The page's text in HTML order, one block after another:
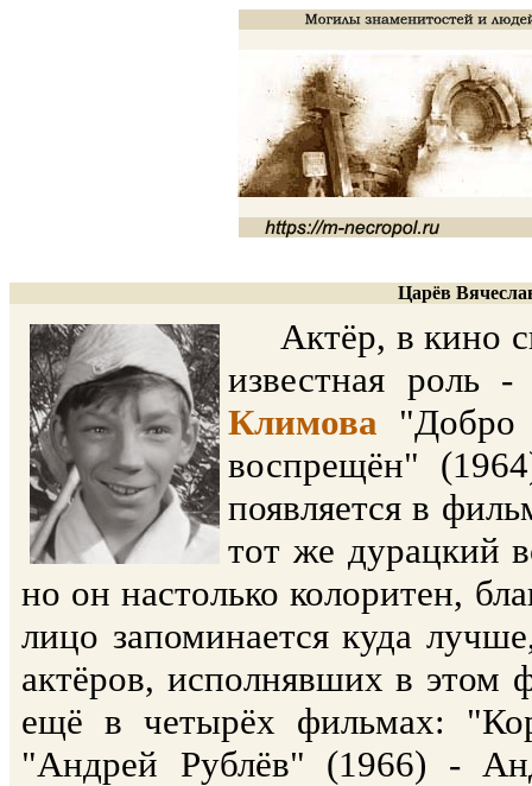
Царёв
Актёр, в кино
известная роль
Климова "Добро
воспрещён"
появляется в
тот же дурацкий
но он настолько колоритен,
лицо запоминается куда
актёров, исполнявших в этом
ещё в четырёх фильмах:
"Андрей Рублёв" (1966) -